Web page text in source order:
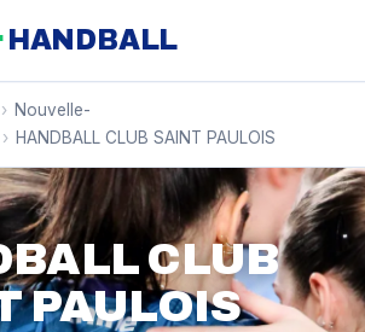
HANDBALL
› Nouvelle-
› HANDBALL CLUB SAINT PAULOIS
CLUB
PAULOIS